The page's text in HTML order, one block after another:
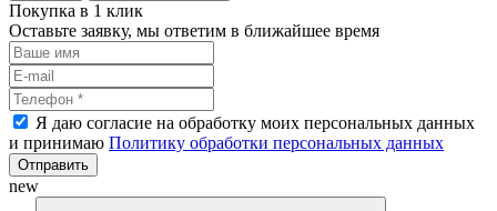
Покупка в 1 клик
Оставьте заявку, мы ответим в ближайшее время
Я даю согласие на обработку моих персональных данных
и принимаю Политику обработки персональных данных
Отправить
new